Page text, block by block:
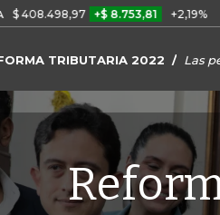
+$ 8.753,81 +2,19% TASA
TRIBUTARIA 2022 Las